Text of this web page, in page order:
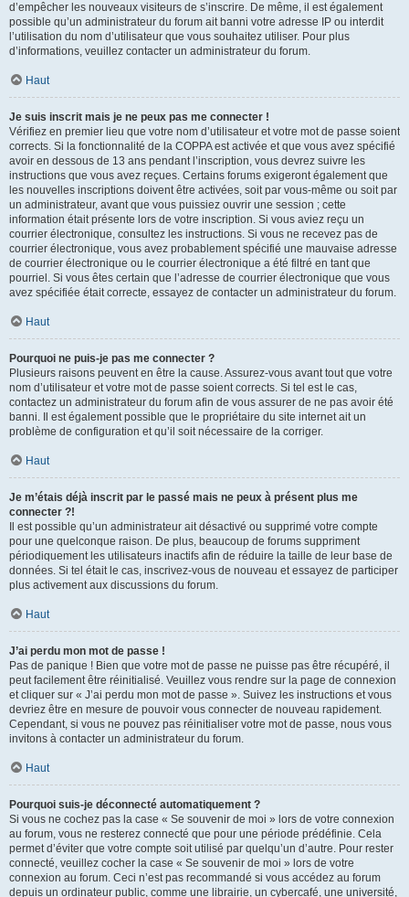
d’empêcher les nouveaux visiteurs de s’inscrire. De même, il est également
possible qu’un administrateur du forum ait banni votre adresse IP ou interdit
l’utilisation du nom d’utilisateur que vous souhaitez utiliser. Pour plus
d’informations, veuillez contacter un administrateur du forum.
Haut
Je suis inscrit mais je ne peux pas me connecter !
Vérifiez en premier lieu que votre nom d’utilisateur et votre mot de passe soient
corrects. Si la fonctionnalité de la COPPA est activée et que vous avez spécifié
avoir en dessous de 13 ans pendant l’inscription, vous devrez suivre les
instructions que vous avez reçues. Certains forums exigeront également que
les nouvelles inscriptions doivent être activées, soit par vous-même ou soit par
un administrateur, avant que vous puissiez ouvrir une session ; cette
information était présente lors de votre inscription. Si vous aviez reçu un
courrier électronique, consultez les instructions. Si vous ne recevez pas de
courrier électronique, vous avez probablement spécifié une mauvaise adresse
de courrier électronique ou le courrier électronique a été filtré en tant que
pourriel. Si vous êtes certain que l’adresse de courrier électronique que vous
avez spécifiée était correcte, essayez de contacter un administrateur du forum.
Haut
Pourquoi ne puis-je pas me connecter ?
Plusieurs raisons peuvent en être la cause. Assurez-vous avant tout que votre
nom d’utilisateur et votre mot de passe soient corrects. Si tel est le cas,
contactez un administrateur du forum afin de vous assurer de ne pas avoir été
banni. Il est également possible que le propriétaire du site internet ait un
problème de configuration et qu’il soit nécessaire de la corriger.
Haut
Je m’étais déjà inscrit par le passé mais ne peux à présent plus me
connecter ?!
Il est possible qu’un administrateur ait désactivé ou supprimé votre compte
pour une quelconque raison. De plus, beaucoup de forums suppriment
périodiquement les utilisateurs inactifs afin de réduire la taille de leur base de
données. Si tel était le cas, inscrivez-vous de nouveau et essayez de participer
plus activement aux discussions du forum.
Haut
J’ai perdu mon mot de passe !
Pas de panique ! Bien que votre mot de passe ne puisse pas être récupéré, il
peut facilement être réinitialisé. Veuillez vous rendre sur la page de connexion
et cliquer sur « J’ai perdu mon mot de passe ». Suivez les instructions et vous
devriez être en mesure de pouvoir vous connecter de nouveau rapidement.
Cependant, si vous ne pouvez pas réinitialiser votre mot de passe, nous vous
invitons à contacter un administrateur du forum.
Haut
Pourquoi suis-je déconnecté automatiquement ?
Si vous ne cochez pas la case « Se souvenir de moi » lors de votre connexion
au forum, vous ne resterez connecté que pour une période prédéfinie. Cela
permet d’éviter que votre compte soit utilisé par quelqu’un d’autre. Pour rester
connecté, veuillez cocher la case « Se souvenir de moi » lors de votre
connexion au forum. Ceci n’est pas recommandé si vous accédez au forum
depuis un ordinateur public, comme une librairie, un cybercafé, une université,